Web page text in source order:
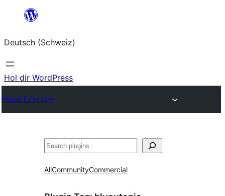
springen
Deutsch (Schweiz)
Hol dir WordPress
Plugin Directory
Suchen
AllCommunityCommercial